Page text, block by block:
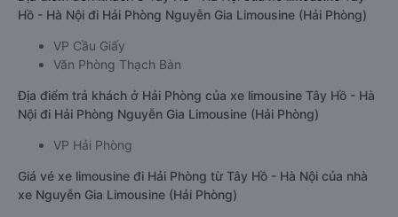
Hồ - Hà Nội đi Hải Phòng Nguyễn Gia Limousine (Hải Phòng)
VP Cầu Giấy
Văn Phòng Thạch Bàn
Địa điểm trả khách ở Hải Phòng của xe limousine Tây Hồ - Hà
Nội đi Hải Phòng Nguyễn Gia Limousine (Hải Phòng)
VP Hải Phòng
Giá vé xe limousine đi Hải Phòng từ Tây Hồ - Hà Nội của nhà
xe Nguyễn Gia Limousine (Hải Phòng)